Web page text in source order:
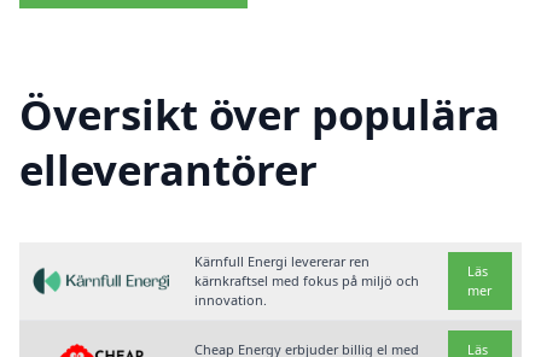
Översikt över populära
elleverantörer
Kärnfull Energi levererar ren
kärnkraftsel med fokus på miljö och
innovation.
Läs
mer
Cheap Energy erbjuder billig el med
Läs